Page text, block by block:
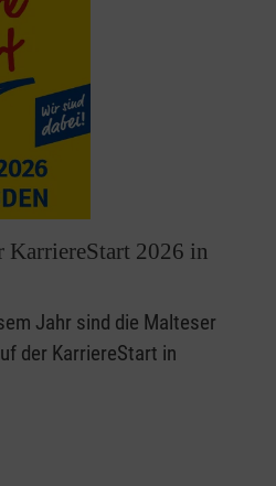
KarriereStart 2026 in
Jahr sind die Malteser
der KarriereStart in